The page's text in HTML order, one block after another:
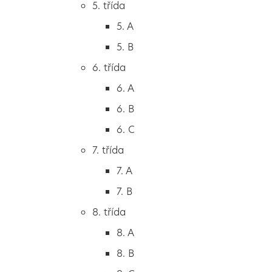
2. B
3. A
4. A
5. A
5. třída
5. A
5. B
6. třída
6. A
6. B
6. C
7. třída
7. A
7. B
8. třída
8. A
8. B